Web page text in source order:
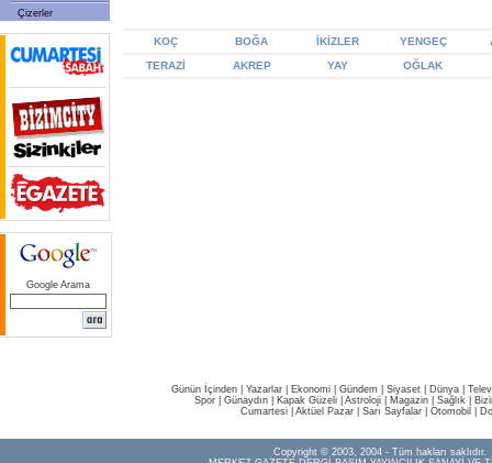
Çizerler
Google Arama
KOÇ BOĞA İKİZLER YENGEÇ
TERAZİ
AKREP YAY OĞLAK
Günün İçinden Yazarlar Ekonomi Gündem Siyaset Dünya |
Spor
Günaydın Kapak Güzeli Astroloji Magazin Sağlık
Cumartesi| Aktüel Pazar| Sarı Sayfalar| Otomobil
Copyright © 2003, 2004 - Tüm hakları saklıdır.